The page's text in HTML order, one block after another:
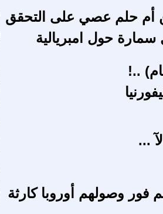
أم حلم عصي على التحقق
حول امبريالية
..!
...
فور وصولهم أوروبا كارثة